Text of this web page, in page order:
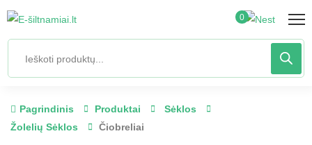
0
Pagrindinis Produktai
Sėklos
Žolelių Sėklos
Čiobreliai